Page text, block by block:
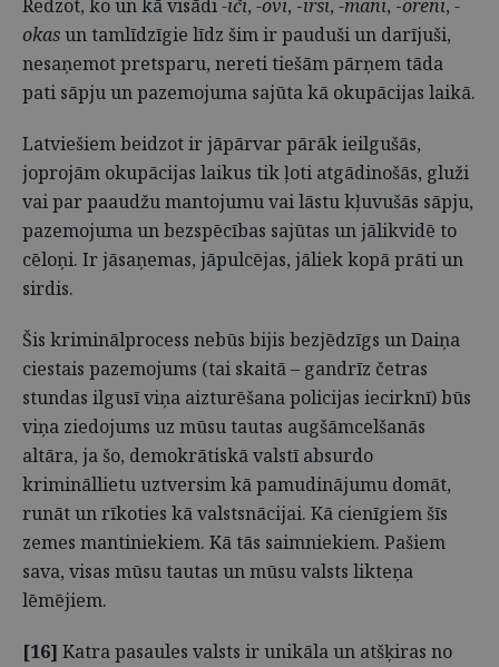
Redzot, ko un kā visādi-iči, -ovi, -irsi, -mani, -oreni, -
okasun tamlīdzīgie līdz šim ir pauduši un darījuši,
nesaņemot pretsparu, nereti tiešām pārņem tāda
pati sāpju un pazemojuma sajūta kā okupācijas laikā.
Latviešiem beidzot ir jāpārvar pārāk ieilgušās,
joprojām okupācijas laikus tik ļoti atgādinošās, gluži
vai par paaudžu mantojumu vai lāstu kļuvušās sāpju,
pazemojuma un bezspēcības sajūtas un jālikvidē to
cēloņi. Ir jāsaņemas, jāpulcējas, jāliek kopā prāti un
sirdis.
Šis kriminālprocess nebūs bijis bezjēdzīgs un Daiņa
ciestais pazemojums (tai skaitā – gandrīz četras
stundas ilgusī viņa aizturēšana policijas iecirknī) būs
viņa ziedojums uz mūsu tautas augšāmcelšanās
altāra, ja šo, demokrātiskā valstī absurdo
krimināllietu uztversim kā pamudinājumu domāt,
runāt un rīkoties kā valstsnācijai. Kā cienīgiem šīs
zemes mantiniekiem. Kā tās saimniekiem. Pašiem
sava, visas mūsu tautas un mūsu valsts likteņa
lēmējiem.
[16] Katra pasaules valsts ir unikāla un atšķiras no